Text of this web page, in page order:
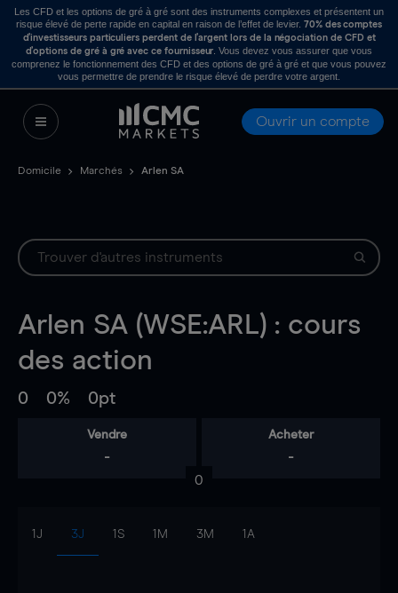
Les CFD et les options de gré à gré sont des instruments complexes et présentent un
risque élevé de perte rapide en capital en raison de l’effet de levier. 70% des comptes
d’investisseurs particuliers perdent de l’argent lors de la négociation de CFD et
d’options de gré à gré avec ce fournisseur . Vous devez vous assurer que vous
comprenez le fonctionnement des CFD et des options de gré à gré et que vous pouvez
vous permettre de prendre le risque élevé de perdre votre argent.
Ouvrir un compte
Domicile Marchés Arlen SA
Arlen SA (WSE:ARL) : cours
des action
0 0% 0pt
Vendre
-
Acheter
-
0
1J 3J 1S 1M 3M 1A